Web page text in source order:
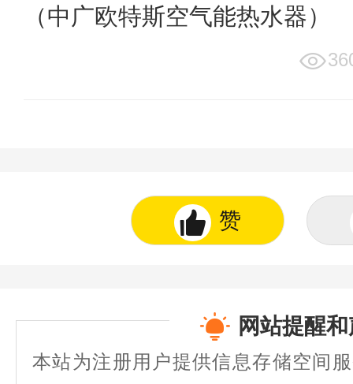
（中广欧特斯空气能热水器）
赞
网站提醒
本站为注册用户提供信息存储空间